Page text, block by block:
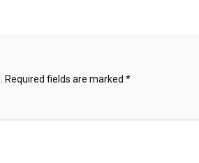
Required fields are marked *